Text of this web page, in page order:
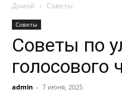
Домой Советы
Советы
Советы по
голосового
admin - 7 июня, 2025